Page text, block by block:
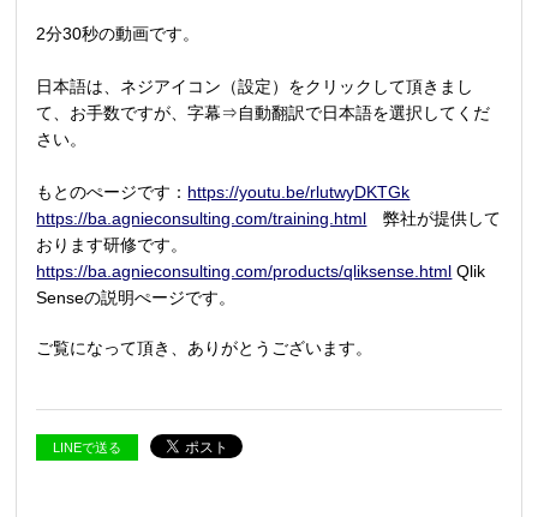
2分30秒の動画です。
日本語は、ネジアイコン（設定）をクリックして頂きまし
て、お手数ですが、字幕⇒自動翻訳で日本語を選択してくだ
さい。
もとのぺージです： https://youtu.be/rlutwyDKTGk
https://ba.agnieconsulting.com/training.html 弊社が提供して
おります研修です。
https://ba.agnieconsulting.com/products/qliksense.html Qlik
Senseの説明ぺージです。
ご覧になって頂き、ありがとうございます。
LINEで送る